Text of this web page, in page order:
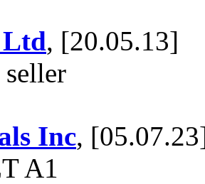
Ltd, [20.05.13]
Inc,
A1